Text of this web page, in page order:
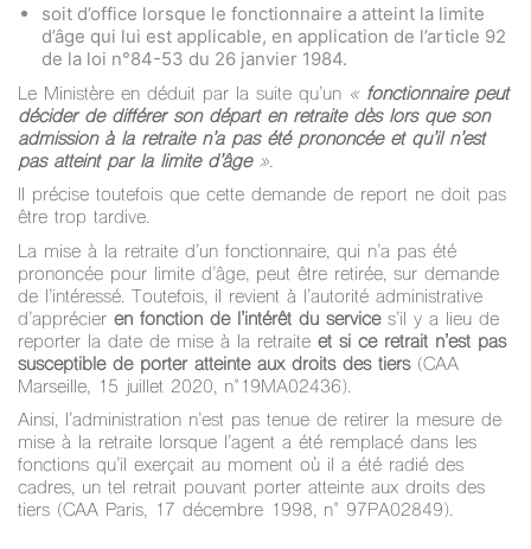
soit d’office lorsque le fonctionnaire a atteint la limite
d’âge qui lui est applicable, en application de l’article 92
de la loi n°84-53 du 26 janvier 1984.
Le Ministère en déduit par la suite qu’un « fonctionnaire peut
décider de différer son départ en retraite dès lors que son
admission à la retraite n’a pas été prononcée et qu’il n’est
pas atteint par la limite d’âge».
Il précise toutefois que cette demande de report ne doit pas
être trop tardive.
La mise à la retraite d’un fonctionnaire, qui n’a pas été
prononcée pour limite d’âge, peut être retirée, sur demande
de l’intéressé. Toutefois, il revient à l’autorité administrative
d’apprécier en fonction de l’intérêt du service s’il y a lieu de
reporter la date de mise à la retraite et si ce retrait n’est pas
susceptible de porter atteinte aux droits des tiers (CAA
Marseille, 15 juillet 2020, n°19MA02436).
Ainsi, l’administration n’est pas tenue de retirer la mesure de
mise à la retraite lorsque l’agent a été remplacé dans les
fonctions qu’il exerçait au moment où il a été radié des
cadres, un tel retrait pouvant porter atteinte aux droits des
tiers (CAA Paris, 17 décembre 1998, n° 97PA02849).